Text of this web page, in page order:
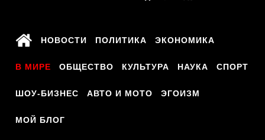
НОВОСТИ ПОЛИТИКА ЭКОНОМИКА
В МИРЕ ОБЩЕСТВО КУЛЬТУРА НАУКА СПОРТ
ШОУ-БИЗНЕС АВТО И МОТО ЭГОИЗМ
МОЙ БЛОГ